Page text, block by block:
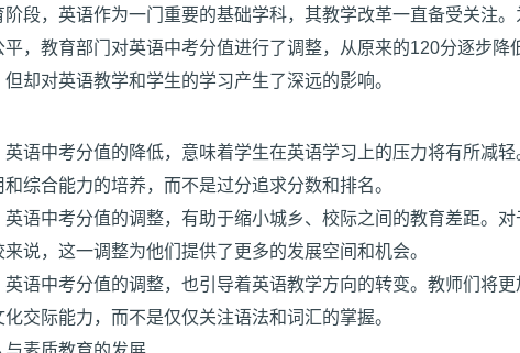
段，英语作为一门重要的基础学科，其教学改革一直备受关注
，教育部门对英语中考分值进行了调整，从原来的120分逐步降
却对英语教学和学生的学习产生了深远的影响。
英语中考分值的降低，意味着学生在英语学习上的压力将有所减
综合能力的培养，而不是过分追求分数和排名。
语中考分值的调整，有助于缩小城乡、校际之间的教育差距。
说，这一调整为他们提供了更多的发展空间和机会。
英语中考分值的调整，也引导着英语教学方向的转变。教师们将
交际能力，而不是仅仅关注语法和词汇的掌握。